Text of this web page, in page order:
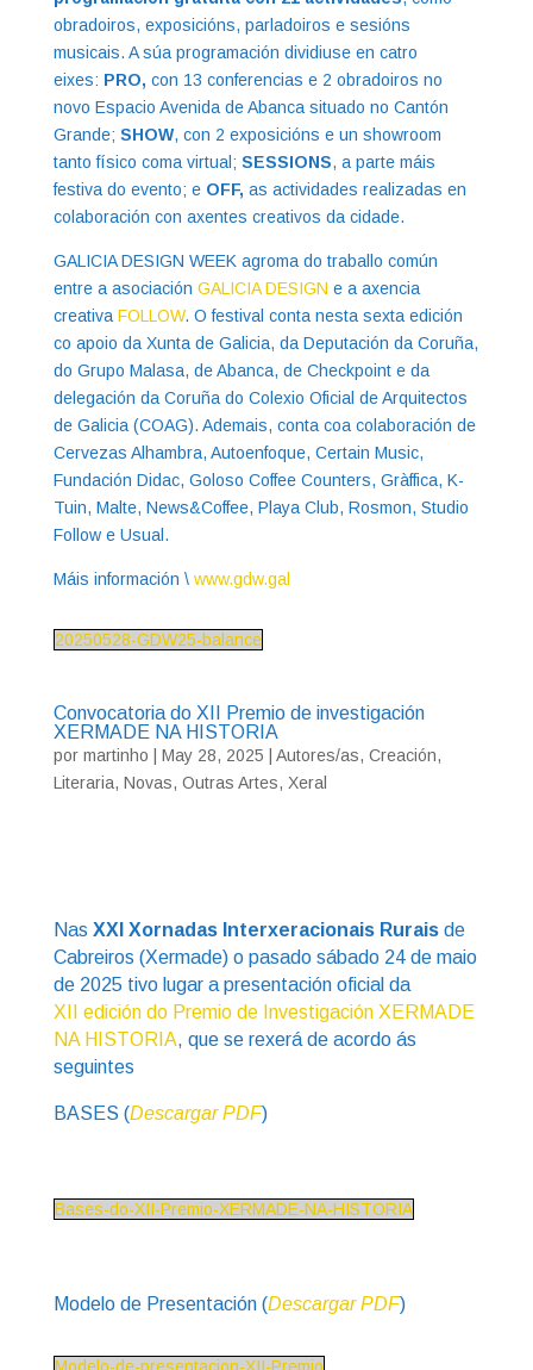
obradoiros, exposicións, parladoiros e sesións
musicais. A súa programación dividiuse en catro
eixes: PRO, con 13 conferencias e 2 obradoiros no
novo Espacio Avenida de Abanca situado no Cantón
Grande; SHOW, con 2 exposicións e un showroom
tanto físico coma virtual; SESSIONS, a parte máis
festiva do evento; e OFF, as actividades realizadas en
colaboración con axentes creativos da cidade.
GALICIA DESIGN WEEK agroma do traballo común
entre a asociación GALICIA DESIGN e a axencia
creativa FOLLOW. O festival conta nesta sexta edición
co apoio da Xunta de Galicia, da Deputación da Coruña,
do Grupo Malasa, de Abanca, de Checkpoint e da
delegación da Coruña do Colexio Oficial de Arquitectos
de Galicia (COAG). Ademais, conta coa colaboración de
Cervezas Alhambra, Autoenfoque, Certain Music,
Fundación Didac, Goloso Coffee Counters, Gràffica, K-
Tuin, Malte, News&Coffee, Playa Club, Rosmon, Studio
Follow e Usual.
Máis información \ www.gdw.gal
20250528-GDW25-balance
Convocatoria do XII Premio de investigación
XERMADE NA HISTORIA
por martinho May 28, 2025 Autores/as, Creación,
Literaria, Novas, Outras Artes, Xeral
Nas XXI Xornadas Interxeracionais Rurais de
Cabreiros (Xermade) o pasado sábado 24 de maio
de 2025 tivo lugar a presentación oficial da
XII edición do Premio de Investigación XERMADE
NA HISTORIA, que se rexerá de acordo ás
seguintes
BASES (Descargar PDF)
Bases-do-XII-Premio-XERMADE-NA-HISTORIA
Modelo de Presentación (Descargar PDF)